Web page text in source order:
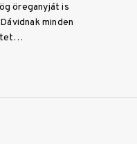
öreganyját is
minden